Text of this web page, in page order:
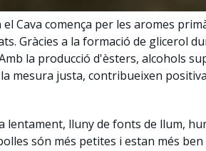
Cava comença per les aromes
Gràcies a la formació de glicerol
la producció d'èsters, alcohols
mesura justa, contribueixen
lentament, lluny de fonts de llum,
són més petites i estan més